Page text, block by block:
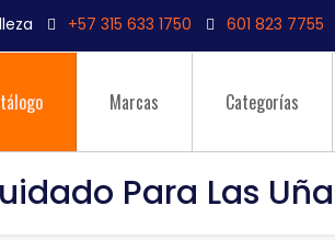
+57 315 633 1750 601 823 7755
Marcas Categorías
Para Las